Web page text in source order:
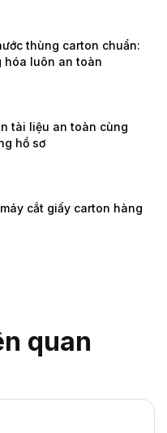
thùng carton chuẩn:
hóa luôn an toàn
tài liệu an toàn cùng
hồ sơ
cắt giấy carton hàng
quan